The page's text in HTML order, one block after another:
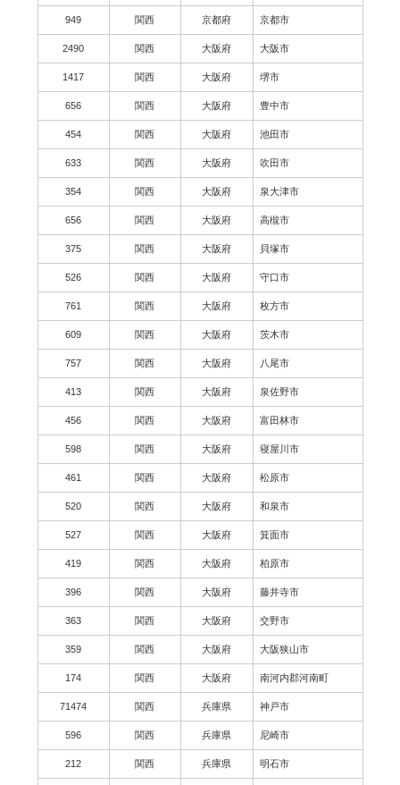
949 関西 京都府 京都市
2490 関西 大阪府 大阪市
1417 関西 大阪府 堺市
656 関西 大阪府 豊中市
454 関西 大阪府 池田市
633 関西 大阪府 吹田市
354 関西 大阪府 泉大津市
656 関西 大阪府 高槻市
375 関西 大阪府 貝塚市
526 関西 大阪府 守口市
761 関西 大阪府 枚方市
609 関西 大阪府 茨木市
757 関西 大阪府 八尾市
413 関西 大阪府 泉佐野市
456 関西 大阪府 富田林市
598 関西 大阪府 寝屋川市
461 関西 大阪府 松原市
520 関西 大阪府 和泉市
527 関西 大阪府 箕面市
419 関西 大阪府 柏原市
396 関西 大阪府 藤井寺市
363 関西 大阪府 交野市
359 関西 大阪府 大阪狭山市
174 関西 大阪府 南河内郡河南町
71474 関西 兵庫県 神戸市
596 関西 兵庫県 尼崎市
212 関西 兵庫県 明石市